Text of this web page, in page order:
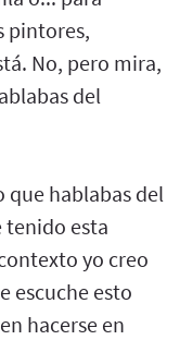
pintores,
No, pero mira,
del
hablabas del
tenido esta
yo creo
escuche esto
hacerse en